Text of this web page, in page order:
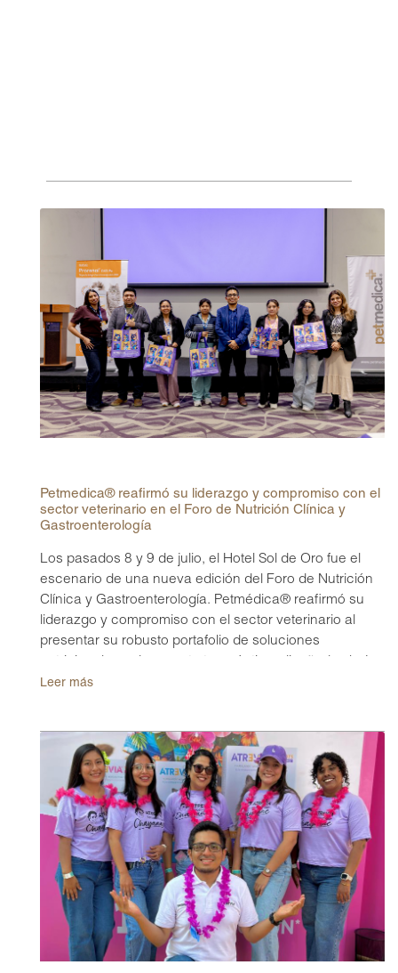
es una
división de Agrovet
Market S.A.
Petmedica® reafirmó su liderazgo y compromiso con el
sector veterinario en el Foro de Nutrición Clínica y
Gastroenterología
Los pasados 8 y 9 de julio, el Hotel Sol de Oro fue el
escenario de una nueva edición del Foro de Nutrición
Clínica y Gastroenterología. Petmédica® reafirmó su
liderazgo y compromiso con el sector veterinario al
presentar su robusto portafolio de soluciones
los más altos estándares de calidad científica.
Leer más